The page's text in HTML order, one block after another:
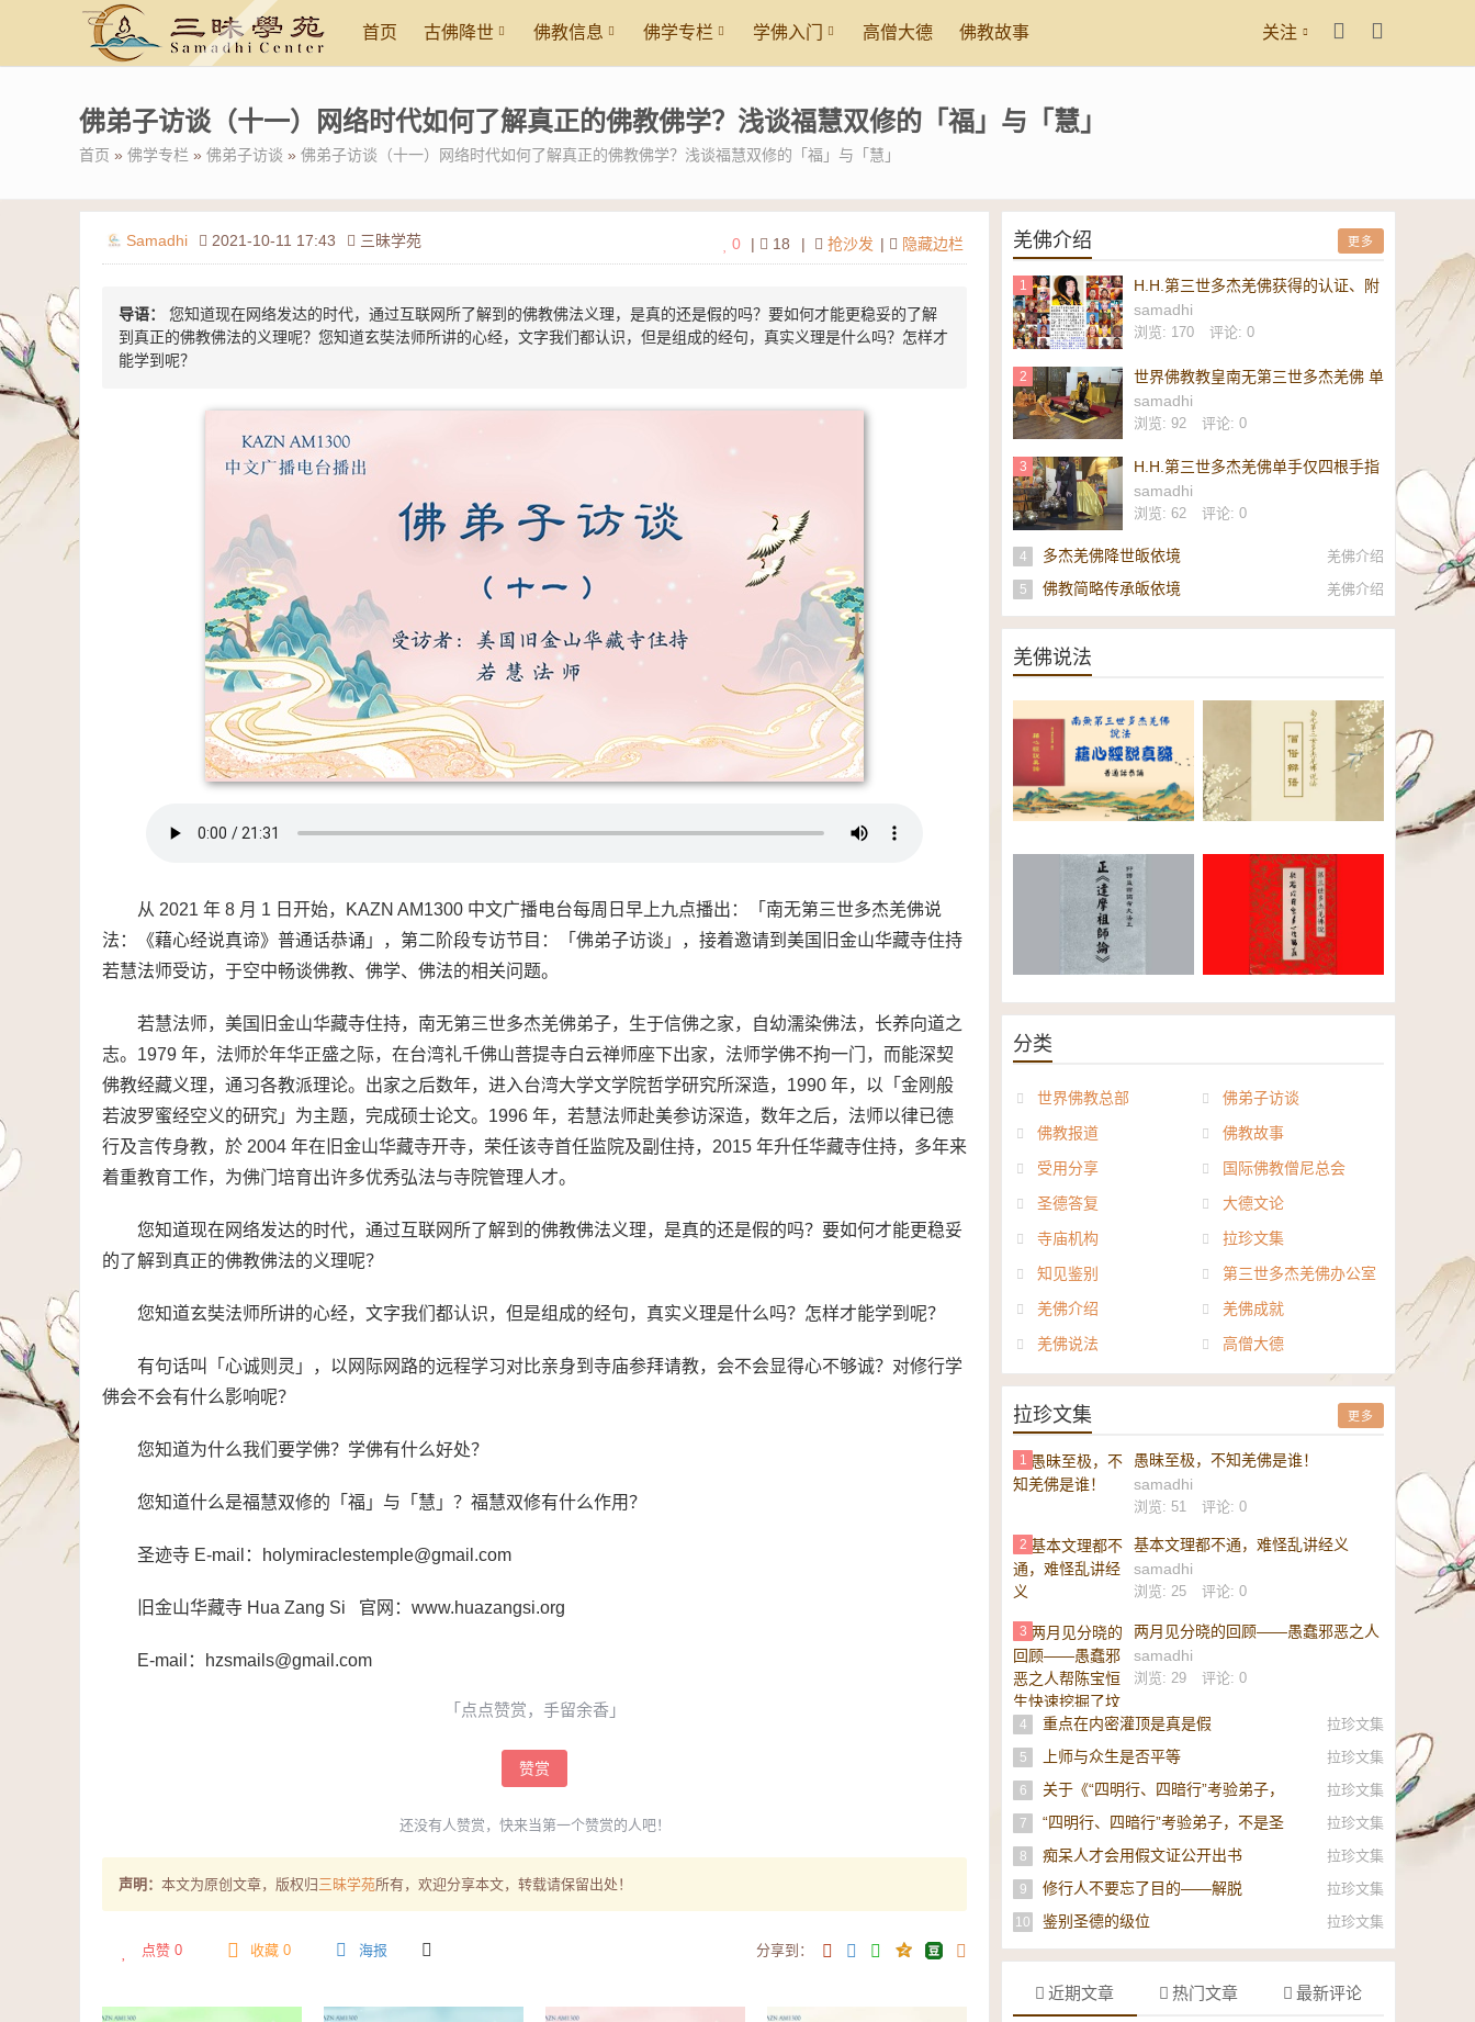
关注
首页 古佛降世 佛教信息 佛学专栏 学佛入门 高僧大德 佛教故事
佛弟子访谈（十一）网络时代如何了解真正的佛教佛学？浅谈福慧双修的「福」与「慧」
首页 » 佛学专栏 » 佛弟子访谈 » 佛弟子访谈（十一）网络时代如何了解真正的佛教佛学？浅谈福慧双修的「福」与「慧」
Samadhi 2021-10-11 17:43 三昧学苑 | 隐藏边栏
| 抢沙发
| 18
0
导语：
您知道现在网络发达的时代，通过互联网所了解到的佛教佛法义理，是真的还是假的吗？要如何才能更稳妥的了解
到真正的佛教佛法的义理呢？您知道玄奘法师所讲的心经，文字我们都认识，但是组成的经句，真实义理是什么吗？怎样才
能学到呢？
从 2021 年 8 月 1 日开始，KAZN AM1300 中文广播电台每周日早上九点播出：「南无第三世多杰羌佛说
法：《藉心经说真谛》普通话恭诵」，第二阶段专访节目：「佛弟子访谈」，接着邀请到美国旧金山华藏寺住持
若慧法师受访，于空中畅谈佛教、佛学、佛法的相关问题。
若慧法师，美国旧金山华藏寺住持，南无第三世多杰羌佛弟子，生于信佛之家，自幼濡染佛法，长养向道之
志。1979 年，法师於年华正盛之际，在台湾礼千佛山菩提寺白云禅师座下出家，法师学佛不拘一门，而能深契
佛教经藏义理，通习各教派理论。出家之后数年，进入台湾大学文学院哲学研究所深造，1990 年，以「金刚般
若波罗蜜经空义的研究」为主题，完成硕士论文。1996 年，若慧法师赴美参访深造，数年之后，法师以律已德
行及言传身教，於 2004 年在旧金山华藏寺开寺，荣任该寺首任监院及副住持，2015 年升任华藏寺住持，多年来
着重教育工作，为佛门培育出许多优秀弘法与寺院管理人才。
您知道现在网络发达的时代，通过互联网所了解到的佛教佛法义理，是真的还是假的吗？要如何才能更稳妥
的了解到真正的佛教佛法的义理呢？
您知道玄奘法师所讲的心经，文字我们都认识，但是组成的经句，真实义理是什么吗？怎样才能学到呢？
有句话叫「心诚则灵」，以网际网路的远程学习对比亲身到寺庙参拜请教，会不会显得心不够诚？对修行学
佛会不会有什么影响呢？
您知道为什么我们要学佛？学佛有什么好处？
您知道什么是福慧双修的「福」与「慧」？福慧双修有什么作用？
圣迹寺 E-mail：holymiraclestemple@gmail.com
旧金山华藏寺 Hua Zang Si 官网：www.huazangsi.org
E-mail：hzsmails@gmail.com
「点点赞赏，手留余香」
赞赏
还没有人赞赏，快来当第一个赞赏的人吧！
声明： 本文为原创文章，版权归 三昧学苑所有，欢迎分享本文，转载请保留出处！
点赞 0 收藏 0 海报 分享到：
更多
羌佛介绍
1
H.H.第三世多杰羌佛获得的认证、附
议、恭贺
samadhi
浏览: 170 评论: 0
2
世界佛教教皇南无第三世多杰羌佛 单
手勾提 437.2 磅金刚杵-维加斯新闻
报
samadhi
浏览: 92 评论: 0
3
H.H.第三世多杰羌佛单手仅四根手指
勾起 437.2 磅重的镇殿金刚杵-美新
社
samadhi
浏览: 62 评论: 0
4 多杰羌佛降世皈依境 羌佛介绍
5 佛教简略传承皈依境 羌佛介绍
羌佛说法
真谛》普通话恭诵（全）电子书
辩语
分类
世界佛教总部
佛弟子访谈
佛教报道
佛教故事
受用分享
国际佛教僧尼总会
圣德答复
大德文论
寺庙机构
拉珍文集
知见鉴别
第三世多杰羌佛办公室
羌佛介绍
羌佛成就
羌佛说法
高僧大德
更多
拉珍文集
1
愚昧至极，不知羌佛是谁！
samadhi
浏览: 51 评论: 0
2
基本文理都不通，难怪乱讲经义
samadhi
浏览: 25 评论: 0
3
两月见分晓的回顾——愚蠢邪恶之人
帮陈宝恒生快速挖掘了坟墓
samadhi
浏览: 29 评论: 0
4 重点在内密灌顶是真是假 拉珍文集
5 上师与众生是否平等 拉珍文集
6
关于《“四明行、四暗行”考验弟子，
不是圣者，即是邪师》的补充
拉珍文集
7
“四明行、四暗行”考验弟子，不是圣
者，即是邪师！
拉珍文集
8 痴呆人才会用假文证公开出书 拉珍文集
9 修行人不要忘了目的——解脱 拉珍文集
10 鉴别圣德的级位 拉珍文集
近期文章 热门文章 最新评论